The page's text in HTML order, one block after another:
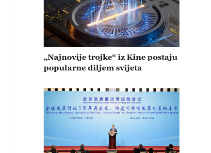
„Najnovije trojke“ iz Kine postaju
popularne diljem svijeta